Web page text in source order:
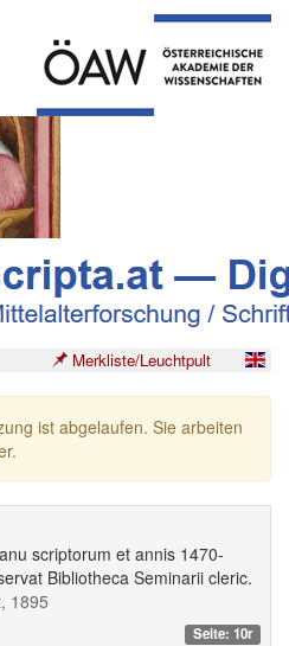
Merkliste/Leuchtpult
ist abgelaufen. Sie arbeiten
scriptorum et annis 1470-
Bibliotheca Seminarii cleric.
1895
Seite: 10r